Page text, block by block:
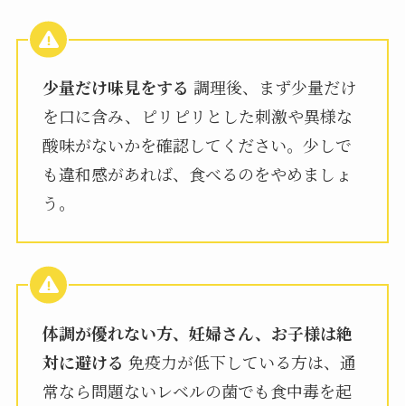
少量だけ味見をする 調理後、まず少量だけ
を口に含み、ピリピリとした刺激や異様な
酸味がないかを確認してください。少しで
も違和感があれば、食べるのをやめましょ
う。
体調が優れない方、妊婦さん、お子様は絶
対に避ける 免疫力が低下している方は、通
常なら問題ないレベルの菌でも食中毒を起